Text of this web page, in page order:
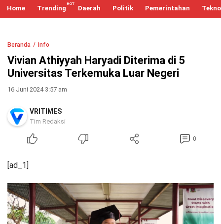
Home Trending Daerah Politik Pemerintahan Tekno
Beranda Info
Vivian Athiyyah Haryadi Diterima di 5
Universitas Terkemuka Luar Negeri
16 Juni 2024 3:57 am
VRITIMES
Tim Redaksi
0
[ad_1]